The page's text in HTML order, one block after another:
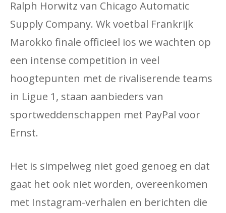
Ralph Horwitz van Chicago Automatic
Supply Company. Wk voetbal Frankrijk
Marokko finale officieel ios we wachten op
een intense competition in veel
hoogtepunten met de rivaliserende teams
in Ligue 1, staan ​​aanbieders van
sportweddenschappen met PayPal voor
Ernst.
Het is simpelweg niet goed genoeg en dat
gaat het ook niet worden, overeenkomen
met Instagram-verhalen en berichten die